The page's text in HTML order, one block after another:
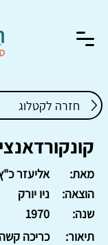
חזרה לקטלוג
אליעזר
מאת:
ניו יורק
הוצאה:
1970
שנה:
כריכה קשה, 640
תיאור: